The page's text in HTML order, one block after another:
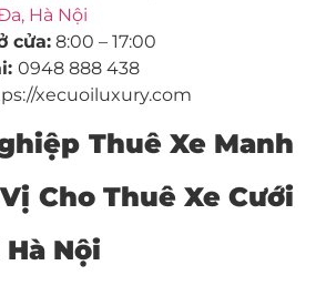
Hà Nội
cửa: 8:00 – 17:00
0948 888 438
xecuoiluxury.com
Thuê Xe Manh
Cho Thuê Xe Cưới
Nội